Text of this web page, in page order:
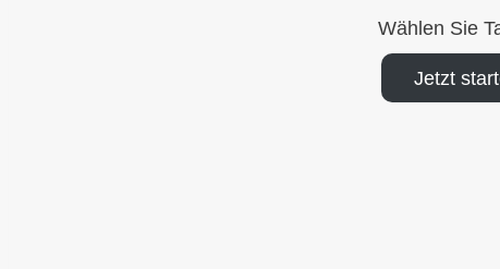
Wählen Sie
Jetzt